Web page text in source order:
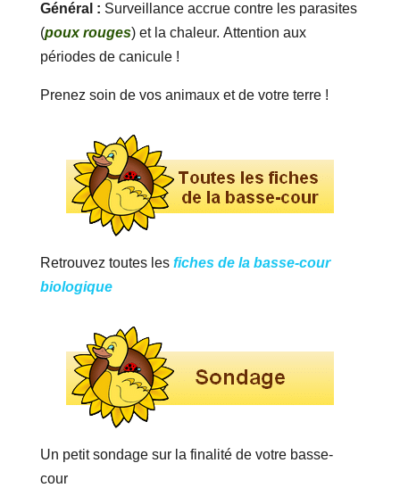
Général : Surveillance accrue contre les parasites
(poux rouges) et la chaleur. Attention aux
périodes de canicule !
Prenez soin de vos animaux et de votre terre !
Retrouvez toutes les fiches de la basse-cour
biologique
Un petit sondage sur la finalité de votre basse-
cour